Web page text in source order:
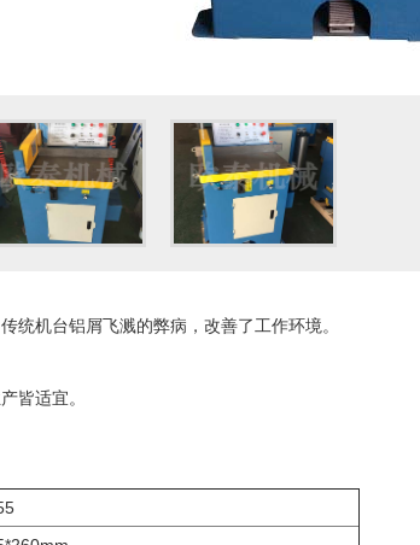
统机台铝屑飞溅的弊病，改善了工作环境。
皆适宜。